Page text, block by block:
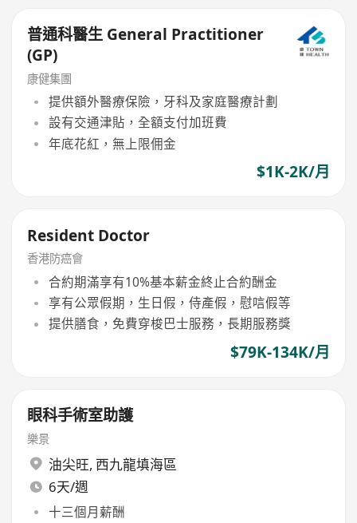
普通科醫生 General Practitioner
(GP)
康健集團
提供額外醫療保險，牙科及家庭醫療計劃
設有交通津貼，全額支付加班費
年底花紅，無上限佣金
$1K-2K/月
Resident Doctor
香港防癌會
合約期滿享有10%基本薪金終止合約酬金
享有公眾假期，生日假，侍產假，慰唁假等
提供膳食，免費穿梭巴士服務，長期服務獎
$79K-134K/月
眼科手術室助護
樂景
油尖旺, 西九龍填海區
6天/週
十三個月薪酬